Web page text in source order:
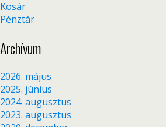
Kosár
Pénztár
Archívum
2026. május
2025. június
2024. augusztus
2023. augusztus